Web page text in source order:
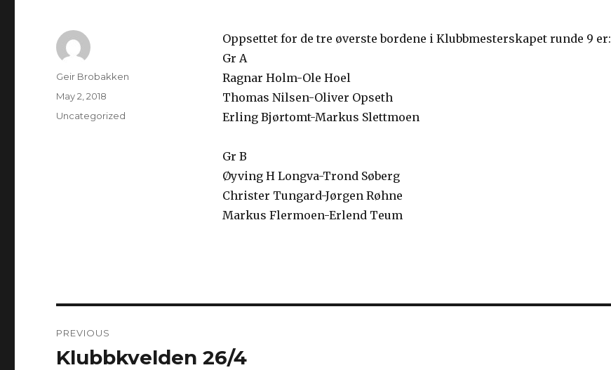
Oppsettet for de tre øverste bordene i Klubbmesterskapet runde 9 er:
Gr A
Ragnar Holm-Ole Hoel
Thomas Nilsen-Oliver Opseth
Erling Bjørtomt-Markus Slettmoen
Gr B
Øyving H Longva-Trond Søberg
Christer Tungard-Jørgen Røhne
Markus Flermoen-Erlend Teum
Author
Geir Brobakken
Posted
on
May 2, 2018
Categories
Uncategorized
navigation
PREVIOUS
Previous
Klubbkvelden 26/4